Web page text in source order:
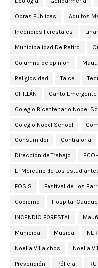
Obras Públicas Adultos
Incendios Forestales
Municipalidad De Retiro
Columna de opinion
Religiosidad Talca
CHILLÁN Canto Emergente
Colegio Bicentenario Nobel
Colegio Nobel School
Consumidor Contraloria
Dirección de Trabajo ECOH
El Mercurio de Los
FOSIS Festival de Los
Gobierno Hospital
INCENDIO FORESTAL
Municipal Musica
Noelia Villalobos Noelia
Prevención Pólicial